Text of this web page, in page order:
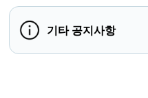
기타 공지사항